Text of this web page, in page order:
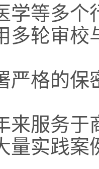
学等多个
多轮审校
严格的
来服务于
量实践案